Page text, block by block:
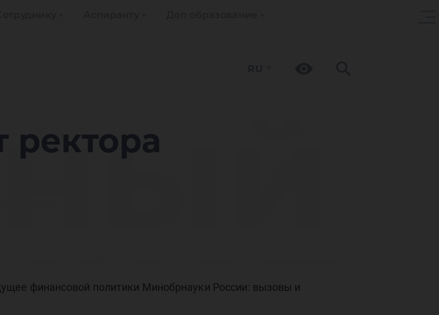
финансовой политики Минобрнауки России: вызовы и